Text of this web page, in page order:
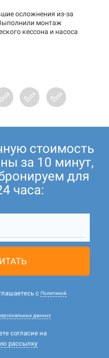
осложнения из-за
монтаж
кессона и насоса
стоимость
за 10 минут,
для
часа:
с Политикой
данных
согласие на
рассылку